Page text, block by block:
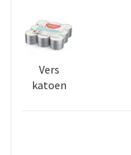
Vers
katoen